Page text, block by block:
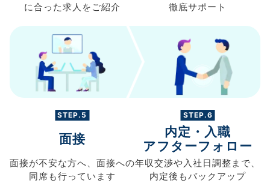
に合った求人を ご紹介
徹底サポート
STEP.5
面接
面接が不安な方へ、 面接への
同席も行っています
STEP.6
内定・入職
アフターフォロー
年収交渉や入社日調整まで、
内定後もバックアップ